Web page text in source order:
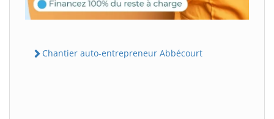
Chantier auto-entrepreneur Abbécourt